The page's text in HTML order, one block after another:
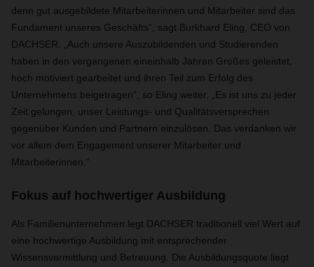
denn gut ausgebildete Mitarbeiterinnen und Mitarbeiter sind das
Fundament unseres Geschäfts“, sagt Burkhard Eling, CEO von
DACHSER. „Auch unsere Auszubildenden und Studierenden
haben in den vergangenen eineinhalb Jahren Großes geleistet,
hoch motiviert gearbeitet und ihren Teil zum Erfolg des
Unternehmens beigetragen“, so Eling weiter. „Es ist uns zu jeder
Zeit gelungen, unser Leistungs- und Qualitätsversprechen
gegenüber Kunden und Partnern einzulösen. Das verdanken wir
vor allem dem Engagement unserer Mitarbeiter und
Mitarbeiterinnen.“
Fokus auf hochwertiger Ausbildung
Als Familienunternehmen legt DACHSER traditionell viel Wert auf
eine hochwertige Ausbildung mit entsprechender
Wissensvermittlung und Betreuung. Die Ausbildungsquote liegt